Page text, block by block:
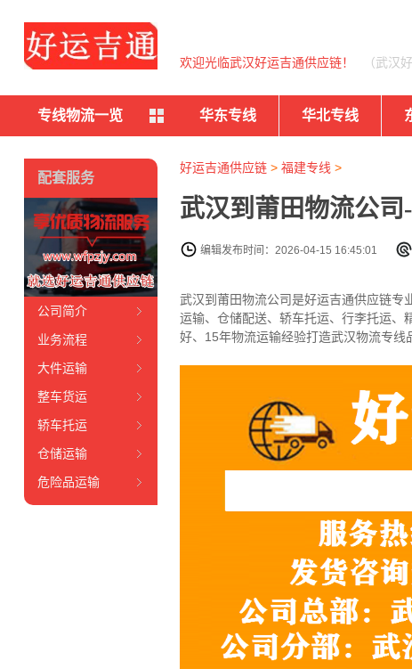
欢迎光临武汉好运吉通供应链！ （武汉
专线物流一览 华东专线 华北专线
好运吉通供应链> 福建专线 >
武汉到莆田物流公
编辑发布时间：2026-04-15 16:45:01
武汉到莆田物流公司是好运吉通供应链专
运输、仓储配送、轿车托运、行李托运、
好、15年物流运输经验打造武汉物流专线
配套服务
公司简介
业务流程
大件运输
整车货运
轿车托运
仓储运输
危险品运输